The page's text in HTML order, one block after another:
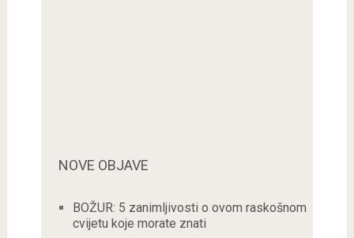
NOVE OBJAVE
BOŽUR: 5 zanimljivosti o ovom raskošnom
cvijetu koje morate znati